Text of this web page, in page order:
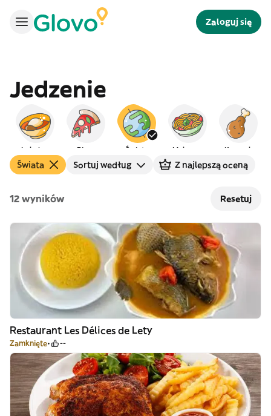
Zaloguj się
Jedzenie
Lokalne Pizza Świata Makaron Kurczak
Świata Sortuj według Z najlepszą oceną
12 wyników Resetuj
Restaurant Les Délices de Lety
Zamknięte --